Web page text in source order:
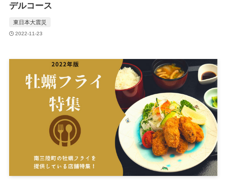
デルコース
東日本大震災
2022-11-23